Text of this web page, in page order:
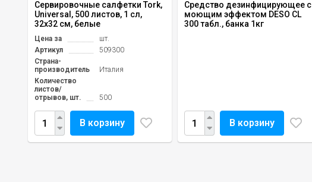
Сервировочные салфетки Tork,
Universal, 500 листов, 1 сл,
32х32 см, белые
Цена за
шт.
Артикул
509300
Страна-
производитель
Италия
Количество
листов/
отрывов, шт.
500
В корзину
Средство дезинфицирующее с
моющим эффектом DESO CL
300 табл., банка 1кг
В корзину